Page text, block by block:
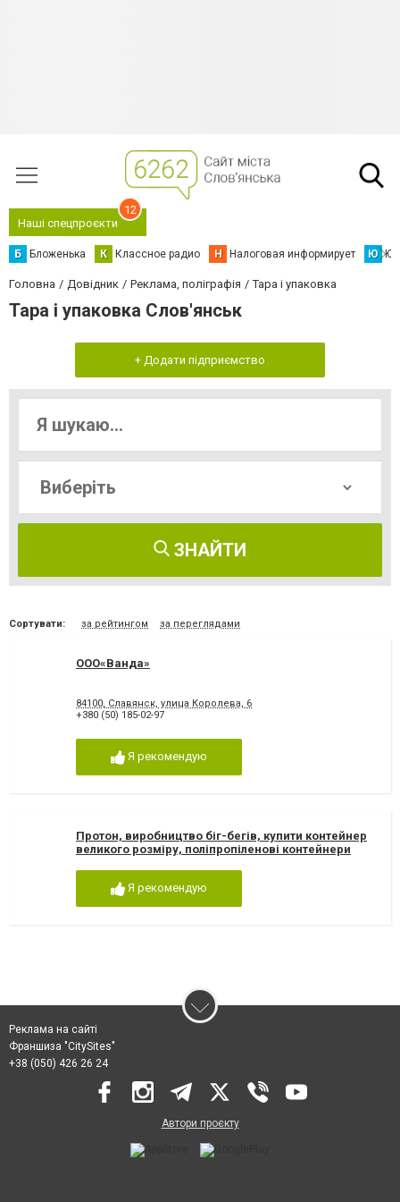
Наші спецпроєкти
12
Б Бложенька К Классное радио Н Налоговая информирует Ю
Головна Довідник Реклама, поліграфія Тара і упаковка
Тара і упаковка Слов'янськ
+ Додати підприємство
ЗНАЙТИ
Сортувати: за рейтингом за переглядами
ООО«Ванда»
84100, Славянск, улица Королева, 6
+380 (50) 185-02-97
Я рекомендую
Протон, виробництво біг-бегів, купити контейнер
великого розміру, поліпропіленові контейнери
Я рекомендую
Реклама на сайті
Франшиза "CitySites"
+38 (050) 426 26 24
Автори проєкту